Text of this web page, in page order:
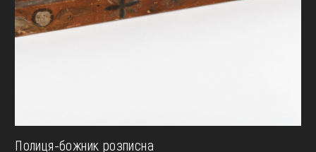
Полиця-божник розписна